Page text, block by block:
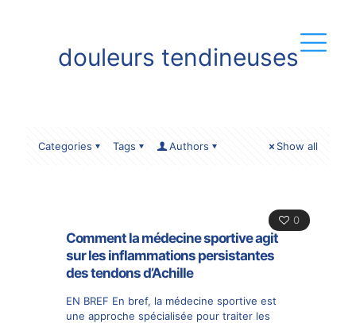
douleurs tendineuses
Categories Tags Authors Show all
0
Comment la médecine sportive agit
sur les inflammations persistantes
des tendons d’Achille
EN BREF En bref, la médecine sportive est
une approche spécialisée pour traiter les